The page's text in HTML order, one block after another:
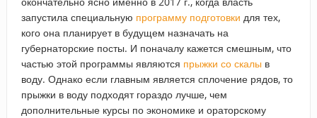
запустила специальную программу подготовки для тех,
кого она планирует в будущем назначать на
губернаторские посты. И поначалу кажется смешным, что
частью этой программы являются прыжки со скалы в
воду. Однако если главным является сплочение рядов, то
прыжки в воду подходят гораздо лучше, чем
дополнительные курсы по экономике и ораторскому